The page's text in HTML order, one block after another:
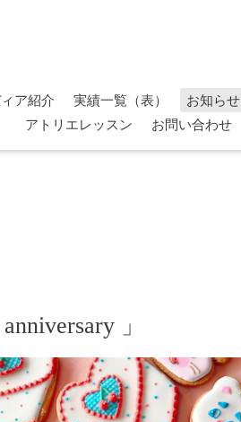
ア紹介 実績一覧（表）
お知らせ
アトリエレッスン お問い合わせ
」